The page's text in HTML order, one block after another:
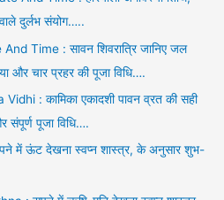
दुर्लभ संयोग…..
Time : सावन शिवरात्रि जानिए जल
और चार प्रहर की पूजा विधि….
: कामिका एकादशी पावन व्रत की सही
संपूर्ण पूजा विधि….
में ऊंट देखना स्वप्न शास्त्र, के अनुसार शुभ-